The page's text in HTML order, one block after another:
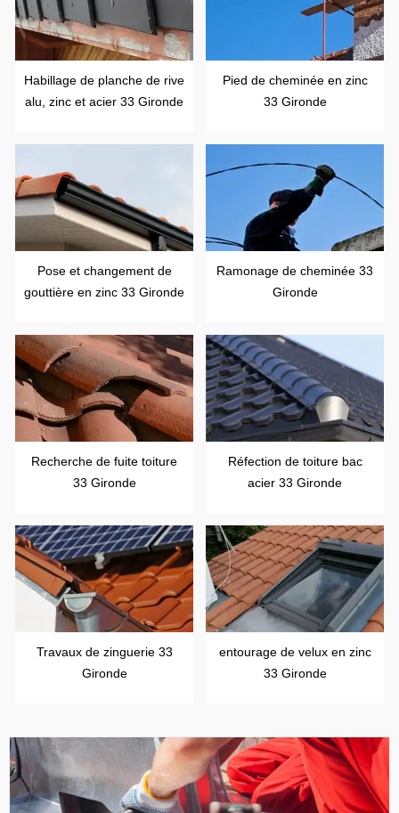
Habillage de planche de rive
alu, zinc et acier 33 Gironde
Pied de cheminée en zinc
33 Gironde
Pose et changement de
gouttière en zinc 33 Gironde
Ramonage de cheminée 33
Gironde
Recherche de fuite toiture
33 Gironde
Réfection de toiture bac
acier 33 Gironde
Travaux de zinguerie 33
Gironde
entourage de velux en zinc
33 Gironde